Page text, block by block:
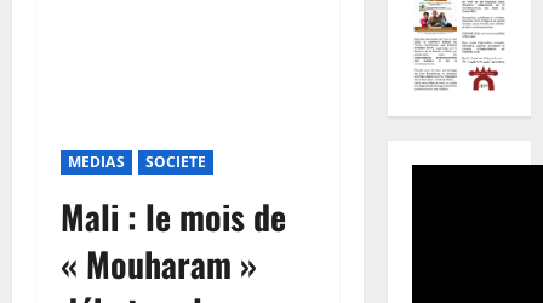
MEDIAS SOCIETE
Mali : le mois de
« Mouharam »